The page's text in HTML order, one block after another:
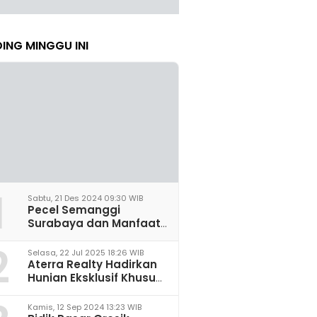
MINGGU INI
Sabtu, 21 Des 2024 09:30 WIB
Pecel Semanggi
Surabaya dan Manfaat
Saraf
Selasa, 22 Jul 2025 18:26 WIB
Aterra Realty Hadirkan
Hunian Eksklusif Khusus
Malang
Kamis, 12 Sep 2024 13:23 WIB